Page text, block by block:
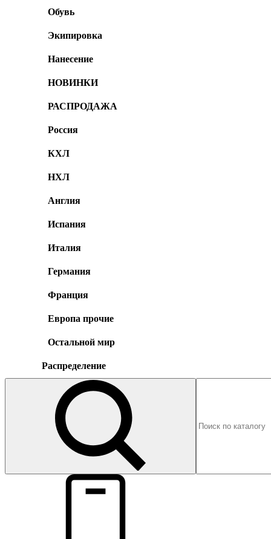
Обувь
Экипировка
Нанесение
НОВИНКИ
РАСПРОДАЖА
Россия
КХЛ
НХЛ
Англия
Испания
Италия
Германия
Франция
Европа прочие
Остальной мир
Распределение